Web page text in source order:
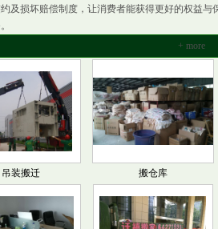
及损坏赔偿制度，让消费者能获得更好的权益与
+ more
装搬迁 搬仓库